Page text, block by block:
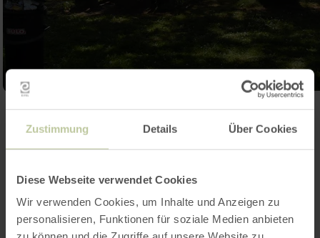
Zustimmung Details Über Cookies
Diese Webseite verwendet Cookies
Wir verwenden Cookies, um Inhalte und Anzeigen zu
personalisieren, Funktionen für soziale Medien anbieten
Galerie öffnen
Kontakt